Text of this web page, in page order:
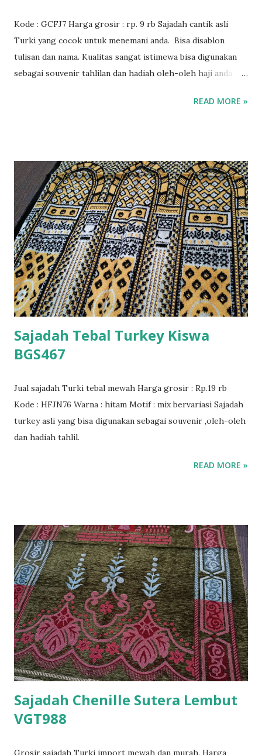
Kode : GCFJ7 Harga grosir : rp. 9 rb Sajadah cantik asli
Turki yang cocok untuk menemani anda. Bisa disablon
tulisan dan nama. Kualitas sangat istimewa bisa digunakan
sebagai souvenir tahlilan dan hadiah oleh-oleh haji anda.
READ MORE »
Sajadah Tebal Turkey Kiswa
BGS467
Jual sajadah Turki tebal mewah Harga grosir : Rp.19 rb
Kode : HFJN76 Warna : hitam Motif : mix bervariasi Sajadah
turkey asli yang bisa digunakan sebagai souvenir ,oleh-oleh
dan hadiah tahlil.
READ MORE »
Sajadah Chenille Sutera Lembut
VGT988
Grosir sajadah Turki import mewah dan murah. Harga